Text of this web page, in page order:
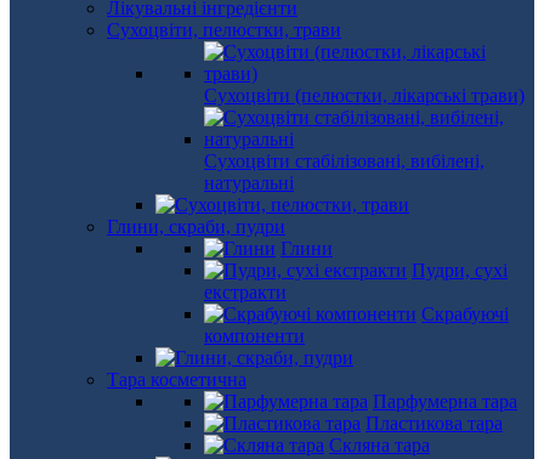
Лікувальні інгредієнти
Сухоцвіти, пелюстки, трави
Сухоцвіти (пелюстки, лікарські трави)
Сухоцвіти стабілізовані, вибілені,
натуральні
Глини, скраби, пудри
Глини
Пудри, сухі
екстракти
Скрабуючі
компоненти
Тара косметична
Парфумерна тара
Пластикова тара
Скляна тара